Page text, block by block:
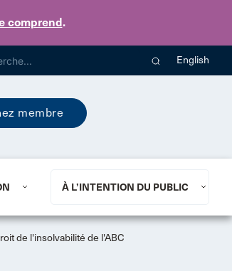
comprend.
English
membre
À L’INTENTION DU PUBLIC
de l'insolvabilité de l'ABC